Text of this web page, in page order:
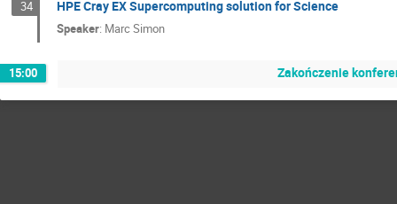
34 HPE Cray EX Supercomputing solution for Science
Speaker: Marc Simon
15:00 Zakończenie